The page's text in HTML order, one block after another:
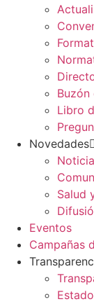
Buzón
Libro
Novedades
Salud
Eventos
Campañas